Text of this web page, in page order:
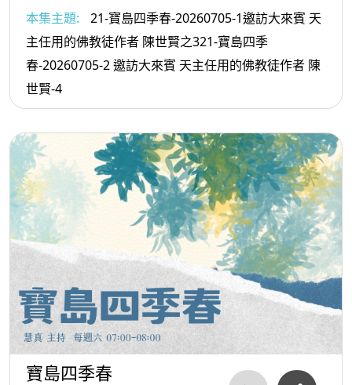
本集主題:
21-寶島四季春-20260705-1邀訪大來賓 天
主任用的佛教徒作者 陳世賢之321-寶島四季
春-20260705-2 邀訪大來賓 天主任用的佛教徒作者 陳
世賢-4
寶島四季春